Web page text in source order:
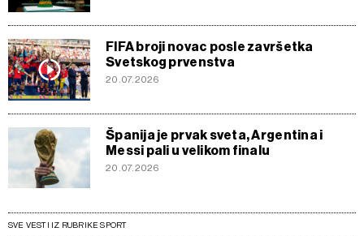
FIFA broji novac posle završetka
Svetskog prvenstva
20.07.2026
Španija je prvak sveta, Argentina i
Messi pali u velikom finalu
20.07.2026
SVE VESTI IZ RUBRIKE SPORT